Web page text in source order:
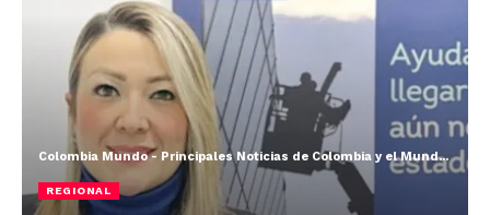
Colombia Mundo - Principales Noticias de Colombia y el Mundo Hoy
REGIONAL